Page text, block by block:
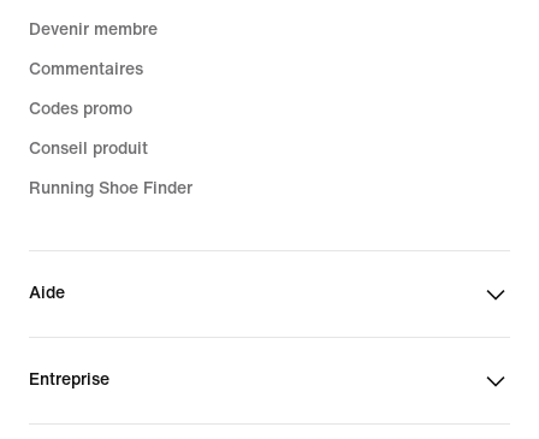
Devenir membre
Commentaires
Codes promo
Conseil produit
Running Shoe Finder
Aide
Entreprise